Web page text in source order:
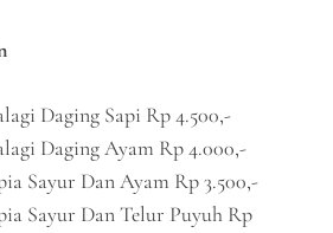
Daging Sapi Rp 4.500,-
Daging Ayam Rp 4.000,-
Sayur Dan Ayam Rp 3.500,-
Sayur Dan Telur Puyuh Rp